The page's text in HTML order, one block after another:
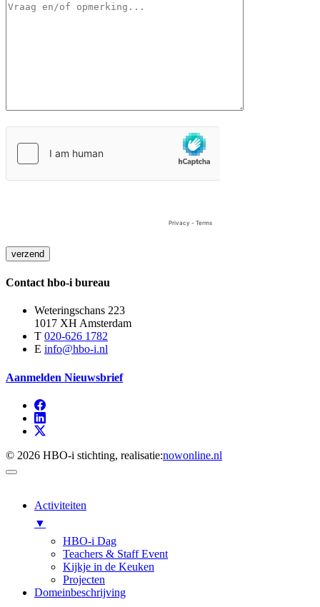
Contact hbo-i bureau
Weteringschans 223
1017 XH Amsterdam
T 020-626 1782
E info@hbo-i.nl
Aanmelden Nieuwsbrief
© 2026 HBO-i stichting, realisatie:nowonline.nl
Activiteiten
▼
HBO-i Dag
Teachers & Staff Event
Kijkje in de Keuken
Projecten
Domeinbeschrijving